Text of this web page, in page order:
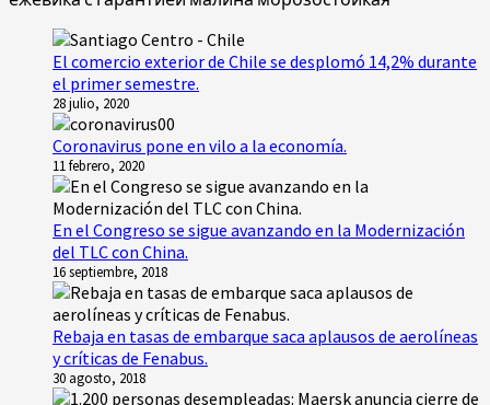
El comercio exterior de Chile se desplomó 14,2% durante
el primer semestre.
28 julio, 2020
Coronavirus pone en vilo a la economía.
11 febrero, 2020
En el Congreso se sigue avanzando en la Modernización
del TLC con China.
16 septiembre, 2018
Rebaja en tasas de embarque saca aplausos de aerolíneas
y críticas de Fenabus.
30 agosto, 2018